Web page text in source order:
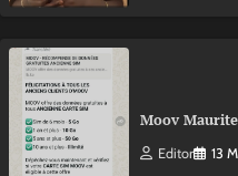
Moov
Editor 13